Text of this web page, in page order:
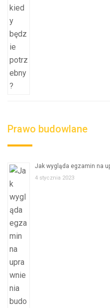
Prawo budowlane
Jak wygląda egzamin na
4 stycznia 2023